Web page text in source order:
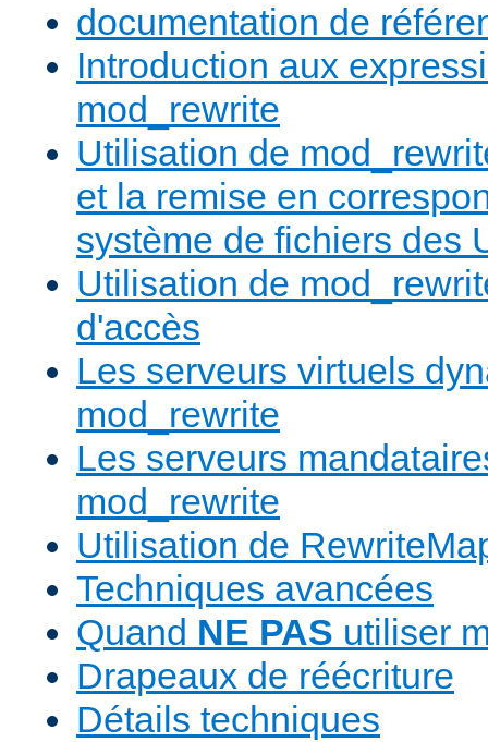
documentation de
Introduction aux
mod_rewrite
Utilisation de
et la remise en
système de fichiers des
Utilisation de
d'accès
Les serveurs virtuels
mod_rewrite
Les serveurs
mod_rewrite
Utilisation de
Techniques avancées
Quand NE PAS utiliser
Drapeaux de réécriture
Détails techniques